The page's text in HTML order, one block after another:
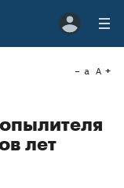
a A
лет